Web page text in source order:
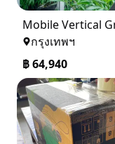
กรุงเทพฯ
฿64,940